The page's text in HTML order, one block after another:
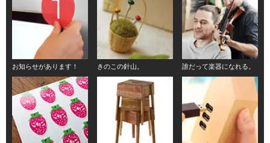
お知らせがあります！ きのこの針山。 誰だって楽器になれる。